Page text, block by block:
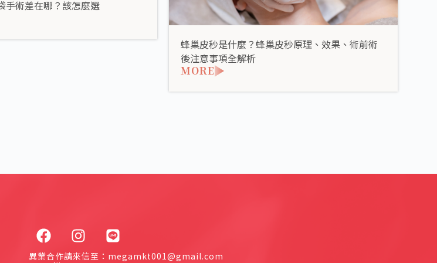
手術差在哪？該怎麼選
蜂巢皮秒是什麼？蜂巢皮秒原理、效果、術前術
後注意事項全解析
MORE
異業合作請來信至：megamkt001@gmail.com